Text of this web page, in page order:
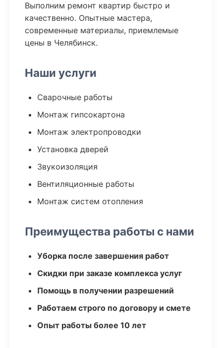
Выполним ремонт квартир быстро и
качественно. Опытные мастера,
современные материалы, приемлемые
цены в Челябинск.
Наши услуги
Сварочные работы
Монтаж гипсокартона
Монтаж электропроводки
Установка дверей
Звукоизоляция
Вентиляционные работы
Монтаж систем отопления
Преимущества работы с нами
Уборка после завершения работ
Скидки при заказе комплекса услуг
Помощь в получении разрешений
Работаем строго по договору и смете
Опыт работы более 10 лет